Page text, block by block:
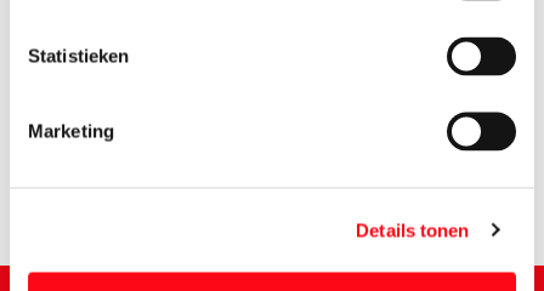
Statistieken
Marketing
Details tonen
0.